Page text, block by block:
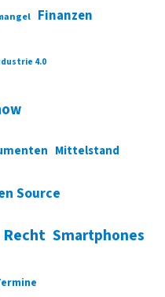
Finanzen
4.0
Mittelstand
Source
Recht Smartphones